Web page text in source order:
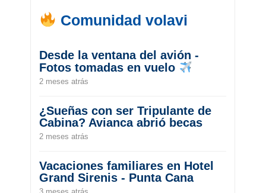
Comunidad volavi
Desde la ventana del avión -
Fotos tomadas en vuelo
2 meses atrás
¿Sueñas con ser Tripulante de
Cabina? Avianca abrió becas
2 meses atrás
Vacaciones familiares en Hotel
Grand Sirenis - Punta Cana